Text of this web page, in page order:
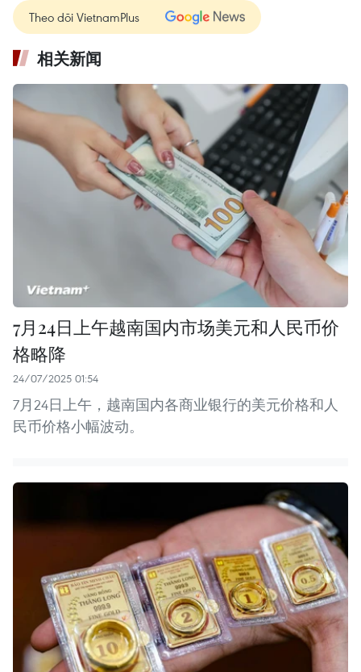
Theo dõi VietnamPlus
相关新闻
7月24日上午越南国内市场美元和人民币价
格略降
24/07/2025 01:54
7月24日上午，越南国内各商业银行的美元价格和人
民币价格小幅波动。